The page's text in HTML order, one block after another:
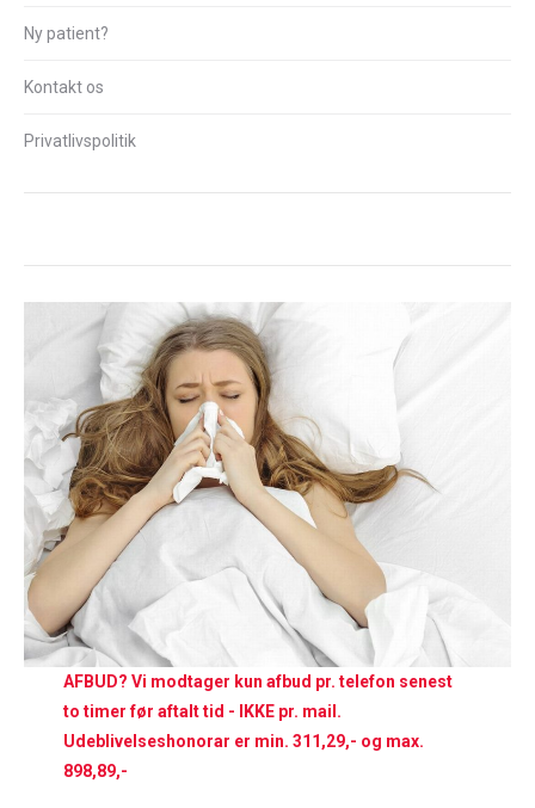
Ny patient?
Kontakt os
Privatlivspolitik
AFBUD? Vi modtager kun afbud pr. telefon senest
to timer før aftalt tid - IKKE pr. mail.
Udeblivelseshonorar er min. 311,29,- og max.
898,89,-